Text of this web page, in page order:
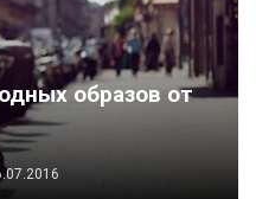
образов от